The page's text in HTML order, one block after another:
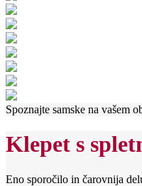
Spoznajte samske na vašem
Klepet s
Eno sporočilo in čarovnija